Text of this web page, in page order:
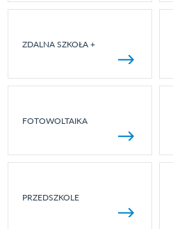
ZDALNA SZKOŁA +
FOTOWOLTAIKA
PRZEDSZKOLE